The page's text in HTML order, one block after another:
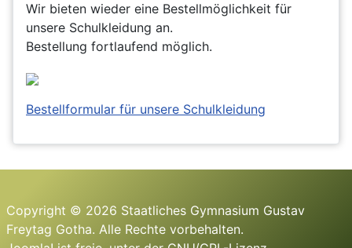
Wir bieten wieder eine Bestellmöglichkeit für
unsere Schulkleidung an.
Bestellung fortlaufend möglich.
Bestellformular für unsere Schulkleidung
Copyright © 2026 Staatliches Gymnasium Gustav
Freytag Gotha. Alle Rechte vorbehalten.